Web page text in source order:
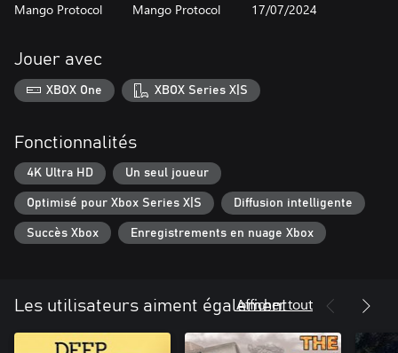
FABRIQUE DES JOUETS ENCHANTÉS ET PERCE DES SECRETS
des endroits inaccessibles et récupérer des objets du passé tout
en faisant de nouvelles découvertes dans les endroits déjà
connus.
Fouille une maison qui semble abandonnée, accompagné par une
l'alchimie, les insectes et autres bestioles.
EMBRASSE TON DESTIN
Choisis ton destin dans cette sombre histoire de manipulation,
d'orgueil, de pardon et de rédemption.
Mango Protocol Mango Protocol 17/07/2024
Jouer avec
XBOX One XBOX Series X|S
Fonctionnalités
4K Ultra HD Un seul joueur
Optimisé pour Xbox Series X|S Diffusion intelligente
Succès Xbox Enregistrements en nuage Xbox
Les utilisateurs aiment également
Afficher tout